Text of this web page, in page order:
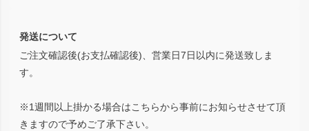
発送について
ご注文確認後(お支払確認後)、営業日7日以内に発送致しま
す。
※1週間以上掛かる場合はこちらから事前にお知らせさせて頂
きますので予めご了承下さい。